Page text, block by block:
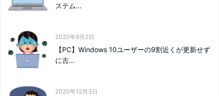
ステム...
2020年9月2日
【PC】Windows 10ユーザーの9割近くが更新せず
に古...
2020年12月3日